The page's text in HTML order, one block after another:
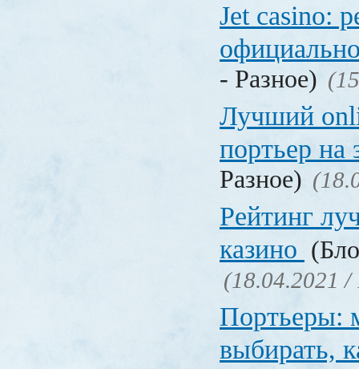
Jet casino:
- Разное)
Лучший
портьер на
Разное)
Рейтинг
казино
(18.04.2021 /
Портьеры:
выбирать,